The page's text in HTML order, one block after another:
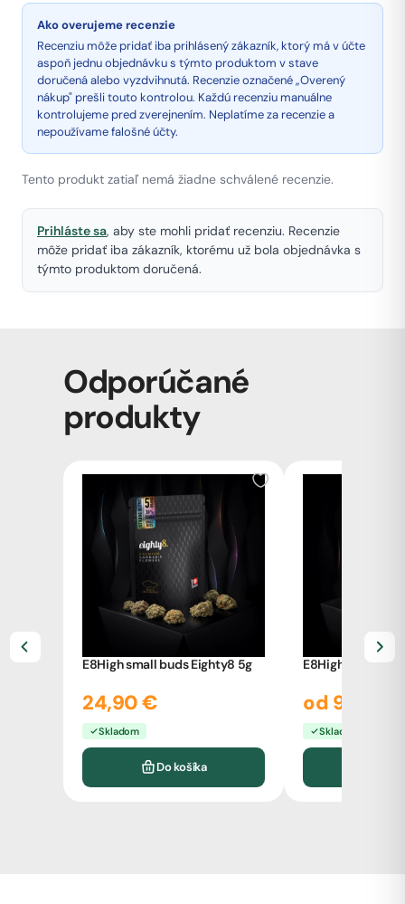
Ako overujeme recenzie
Recenziu môže pridať iba prihlásený zákazník, ktorý má v účte
aspoň jednu objednávku s týmto produktom v stave
doručená alebo vyzdvihnutá. Recenzie označené „Overený
nákup" prešli touto kontrolou. Každú recenziu manuálne
kontrolujeme pred zverejnením. Neplatíme za recenzie a
nepoužívame falošné účty.
Tento produkt zatiaľ nemá žiadne schválené recenzie.
Prihláste sa, aby ste mohli pridať recenziu. Recenzie
môže pridať iba zákazník, ktorému už bola objednávka s
týmto produktom doručená.
Odporúčané
produkty
E8High small buds Eighty8 5g
24,90 €
Skladom
Do košíka
E8High pre-roll
od 9,90 €
Skladom